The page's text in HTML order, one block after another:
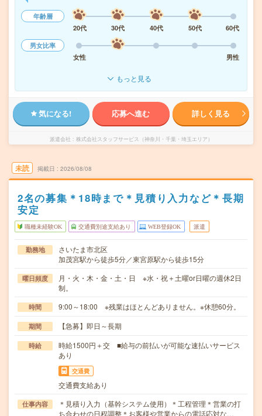
年齢層
20代
30代 40代 50代
60代
男女比率
女性
男性
もっと見る
気になる! 応募へ進む 詳しく見る
派遣会社 株式会社スタッフサービス（神奈川・千葉・埼玉エリア）
未読 掲載日 2026/08/08
2名の募集＊18時まで＊見積り入力など＊長期
安定
職種未経験OK 交通費別途支給あり WEB登録OK 派遣
勤務地
さいたま市北区
加茂宮駅から徒歩5分／東宮原駅から徒歩15分
曜日頻度
月・火・木・金・土・日 ※水・祝＋土曜or日曜の週休2日
制。
時間 9:00～18:00 ※残業はほとんどありません。※休憩60分。
期間 【急募】即日～長期
時給
時給1500円＋交 ■給与の前払いが可能な速払いサービス
あり
交通費
交通費支給あり
仕事内容
＊見積り入力（基幹システム使用）＊工程管理＊営業の打
ち合わせの日程調整＊お客様や営業からの電話応対な…